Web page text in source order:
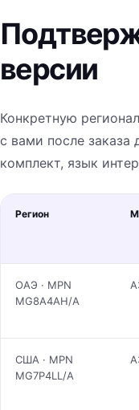
версии
Конкретную
с вами после заказа
комплект, язык
Регион
ОАЭ · MPN
MG8A4AH/A
США · MPN
MG7P4LL/A